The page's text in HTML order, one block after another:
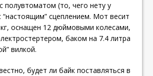
полувтоматом (то, чего нету у
“настоящим” сцеплением. Мот весит
кг, оснащен 12 дюймовыми колесами,
баком на 7.4 литра
вилкой.
будет ли байк поставляться в